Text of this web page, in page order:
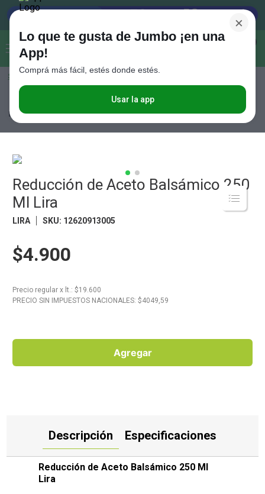
Buscar...
Seleccioná el método de entrega
×
Lo que te gusta de Jumbo ¡en una
App!
Comprá más fácil, estés donde estés.
Usar la app
Aceites y Vinagres Acetos
Balsámico 250 Ml Lira
Reducción de Aceto Balsámico 250
Ml Lira
LIRA SKU: 12620913005
$4.900
Precio regular x lt. : $19.600
PRECIO SIN IMPUESTOS NACIONALES: $4049,59
Agregar
Descripción Especificaciones
Reducción de Aceto Balsámico 250 Ml
Lira
Términos más buscados
.
Valijas
Cerveza
Galletitas
Yerba
Juguetes
. Carne